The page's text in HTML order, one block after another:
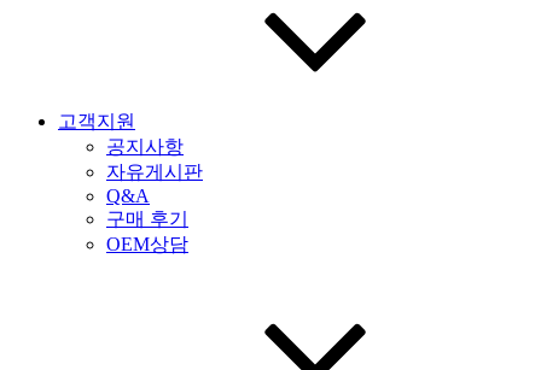
고객지원
공지사항
자유게시판
Q&A
구매 후기
OEM상담